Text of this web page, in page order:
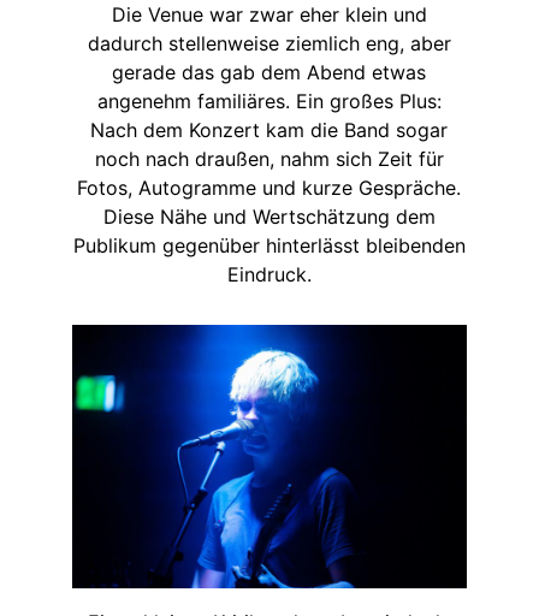
Die Venue war zwar eher klein und
dadurch stellenweise ziemlich eng, aber
gerade das gab dem Abend etwas
angenehm familiäres. Ein großes Plus:
Nach dem Konzert kam die Band sogar
noch nach draußen, nahm sich Zeit für
Fotos, Autogramme und kurze Gespräche.
Diese Nähe und Wertschätzung dem
Publikum gegenüber hinterlässt bleibenden
Eindruck.